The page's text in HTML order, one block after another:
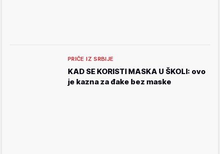
PRIČE IZ SRBIJE
KAD SE KORISTI MASKA U ŠKOLI: ovo
je kazna za đake bez maske